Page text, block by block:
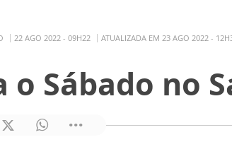
22 AGO 2022 - 09H22 ATUALIZADA EM 23 AGO 2022 -
Sábado no